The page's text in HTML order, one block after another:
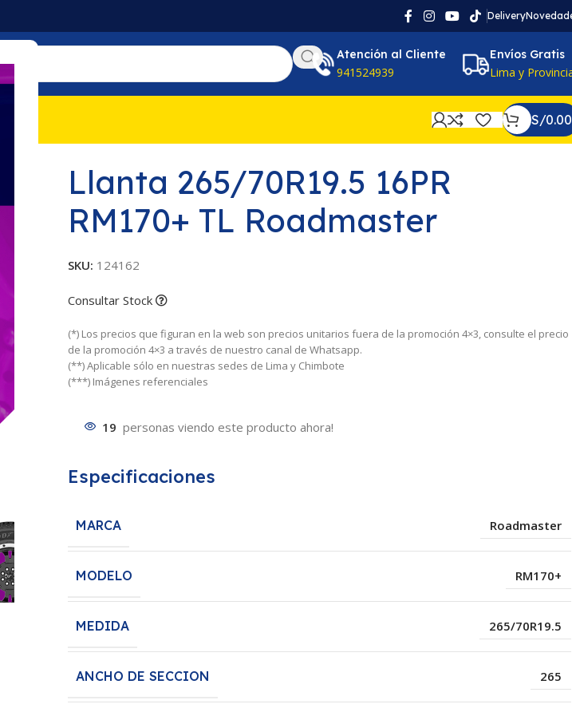
Delivery
Atención al Cliente
941524939
Envíos Gratis
Lima y
S/0.00
Llanta 265/70R19.5 16PR
RM170+ TL Roadmaster
SKU: 124162
Consultar Stock
(*) Los precios que figuran en la web son precios unitarios fuera de la promoción 4×3, consulte el precio
de la promoción 4×3 a través de nuestro canal de Whatsapp.
(**) Aplicable sólo en nuestras sedes de Lima y Chimbote
(***) Imágenes referenciales
19 personas viendo este producto ahora!
Especificaciones
MARCA Roadmaster
MODELO RM170+
MEDIDA 265/70R19.5
ANCHO DE SECCION 265